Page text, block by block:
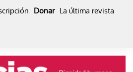
Donar La última revista